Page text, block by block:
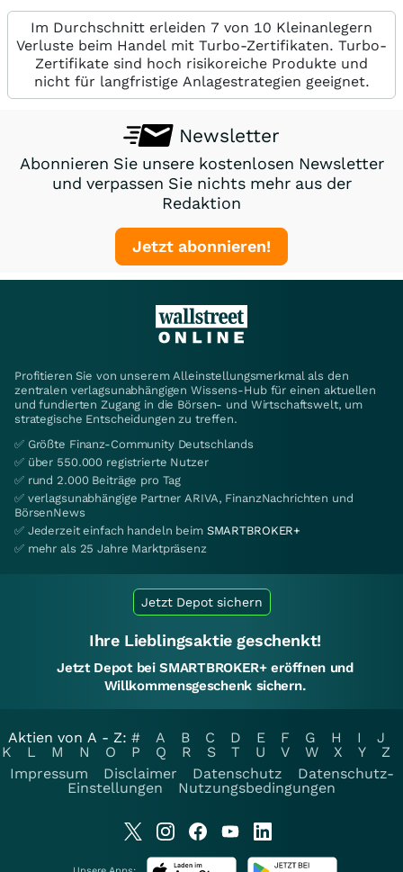
Im Durchschnitt erleiden 7 von 10 Kleinanlegern
Verluste beim Handel mit Turbo-Zertifikaten. Turbo-
Zertifikate sind hoch risikoreiche Produkte und
nicht für langfristige Anlagestrategien geeignet.
Newsletter
Abonnieren Sie unsere kostenlosen Newsletter
und verpassen Sie nichts mehr aus der
Redaktion
Jetzt abonnieren!
Profitieren Sie von unserem Alleinstellungsmerkmal als den
zentralen verlagsunabhängigen Wissens-Hub für einen aktuellen
und fundierten Zugang in die Börsen- und Wirtschaftswelt, um
strategische Entscheidungen zu treffen.
✅ Größte Finanz-Community Deutschlands
✅ über 550.000 registrierte Nutzer
✅ rund 2.000 Beiträge pro Tag
✅ verlagsunabhängige Partner ARIVA, FinanzNachrichten und
BörsenNews
✅ Jederzeit einfach handeln beim SMARTBROKER+
✅ mehr als 25 Jahre Marktpräsenz
Jetzt Depot sichern
Ihre Lieblingsaktie geschenkt!
Jetzt Depot bei SMARTBROKER+ eröffnen und
Willkommensgeschenk sichern.
Aktien von A - Z: # A B C D E F G H I
J
K
L M N O P Q R S T U V W X Y
Z
Impressum
Disclaimer Datenschutz
Datenschutz-
Einstellungen
Nutzungsbedingungen